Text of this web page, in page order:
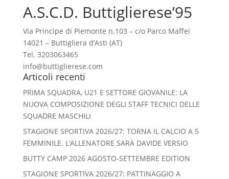
A.S.C.D. Buttiglierese’95
Via Principe di Piemonte n.103 – c/o Parco Maffei
14021 – Buttigliera d’Asti (AT)
Tel. 3203063465
info@buttiglierese.com
Articoli recenti
PRIMA SQUADRA, U21 E SETTORE GIOVANILE: LA
NUOVA COMPOSIZIONE DEGLI STAFF TECNICI DELLE
SQUADRE MASCHILI
STAGIONE SPORTIVA 2026/27: TORNA IL CALCIO A 5
FEMMINILE. L’ALLENATORE SARÀ DAVIDE VERSIO
BUTTY CAMP 2026 AGOSTO-SETTEMBRE EDITION
STAGIONE SPORTIVA 2026/27: PATTINAGGIO A